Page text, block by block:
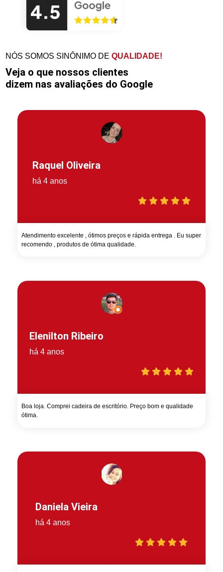
NÓS SOMOS SINÔNIMO DEQUALIDADE!
Veja o que nossos clientes
dizem nas avaliações do Google
Raquel Oliveira
há 4 anos
Atendimento excelente , ótimos preços e rápida entrega . Eu super
recomendo , produtos de ótima qualidade.
Elenilton Ribeiro
há 4 anos
Boa loja. Comprei cadeira de escritório. Preço bom e qualidade
ótima.
Daniela Vieira
há 4 anos